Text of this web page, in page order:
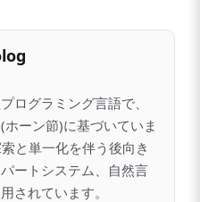
ログラミング言語で、
ーン節)に基づいていま
と単一化を伴う後向き
ートシステム、自然言
されています。